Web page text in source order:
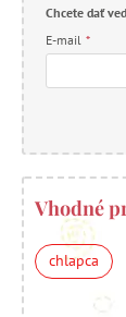
Chcete dať
E-mail *
Vhodné
chlapca